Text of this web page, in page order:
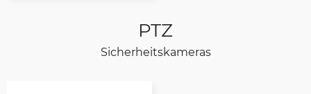
PTZ
Sicherheitskameras